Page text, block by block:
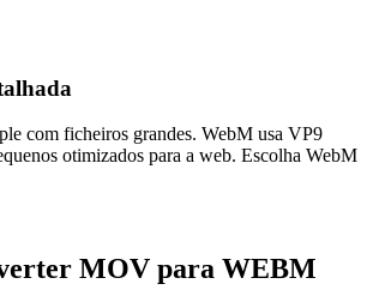
com ficheiros grandes. WebM usa VP9
otimizados para a web. Escolha WebM
MOV para WEBM